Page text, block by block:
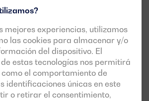
mejores experiencias, utilizamos
las cookies para almacenar y/o
del dispositivo. El
estas tecnologías nos permitirá
el comportamiento de
identificaciones únicas en este
o retirar el consentimiento,
de la información relativa al
así las labores de
o detección de averías.